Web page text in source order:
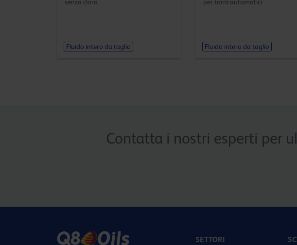
senza cloro
Fluido intero da taglio
per torni automatici
Fluido intero da taglio
Contatta i nostri esperti per
SETTORI